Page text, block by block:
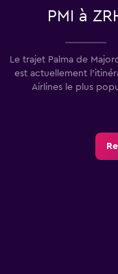
PMI à
Le trajet Palma de
est actuellement
Airlines le plus